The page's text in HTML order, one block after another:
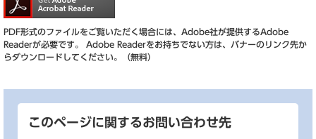
PDF形式のファイルをご覧いただく場合には、Adobe社が提供するAdobe
Readerが必要です。
Adobe Readerをお持ちでない方は、バナーのリンク先か
らダウンロードしてください。（無料）
このページに関するお問い合わせ先